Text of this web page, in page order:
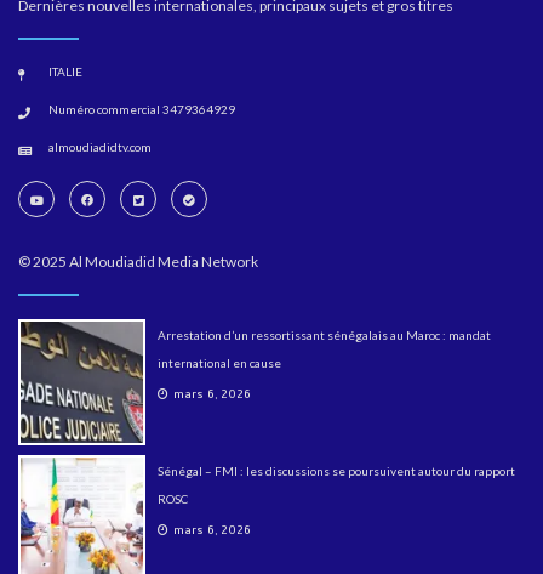
Dernières nouvelles internationales, principaux sujets et gros titres
ITALIE
Numéro commercial 3479364929
almoudiadidtv.com
© 2025 Al Moudiadid Media Network
Arrestation d’un ressortissant sénégalais au Maroc : mandat
international en cause
mars 6, 2026
Sénégal – FMI : les discussions se poursuivent autour du rapport
ROSC
mars 6, 2026